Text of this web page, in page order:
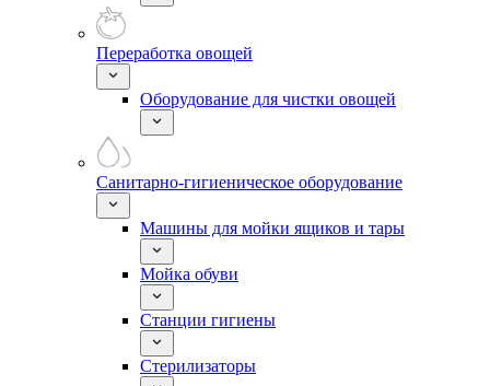
Переработка овощей
Оборудование для чистки овощей
Санитарно-гигиеническое оборудование
Машины для мойки ящиков и тары
Мойка обуви
Станции гигиены
Стерилизаторы